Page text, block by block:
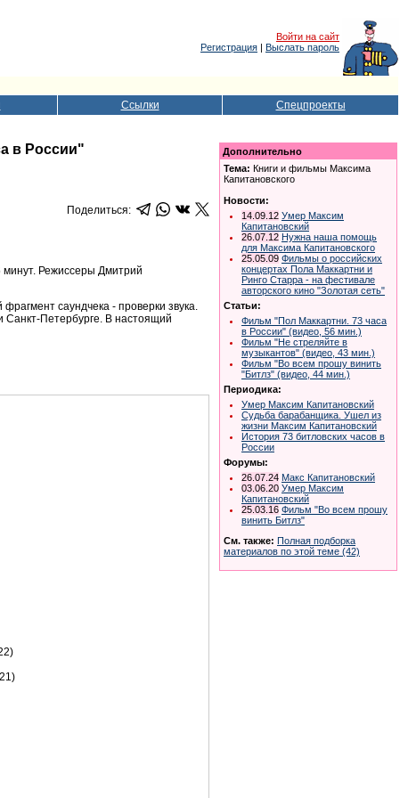
Войти на сайт
Регистрация | Выслать пароль
Ссылки Спецпроекты
в России"
Поделиться:
минут. Режиссеры Дмитрий
саундчека - проверки звука.
Петербурге. В настоящий
Дополнительно
Тема: Книги и фильмы Максима
Капитановского
Новости:
14.09.12 Умер Максим
Капитановский
26.07.12 Нужна наша помощь
для Максима Капитановского
25.05.09 Фильмы о российских
концертах Пола Маккартни и
Ринго Старра - на фестивале
авторского кино "Золотая сеть"
Статьи:
Фильм "Пол Маккартни. 73 часа
в России" (видео, 56 мин.)
Фильм "Не стреляйте в
музыкантов" (видео, 43 мин.)
Фильм "Во всем прошу винить
"Битлз" (видео, 44 мин.)
Периодика:
Умер Максим Капитановский
Судьба барабанщика. Ушел из
жизни Максим Капитановский
История 73 битловских часов в
России
Форумы:
26.07.24 Макс Капитановский
03.06.20 Умер Максим
Капитановский
25.03.16 Фильм "Во всем прошу
винить Битлз"
См. также: Полная подборка
материалов по этой теме (42)